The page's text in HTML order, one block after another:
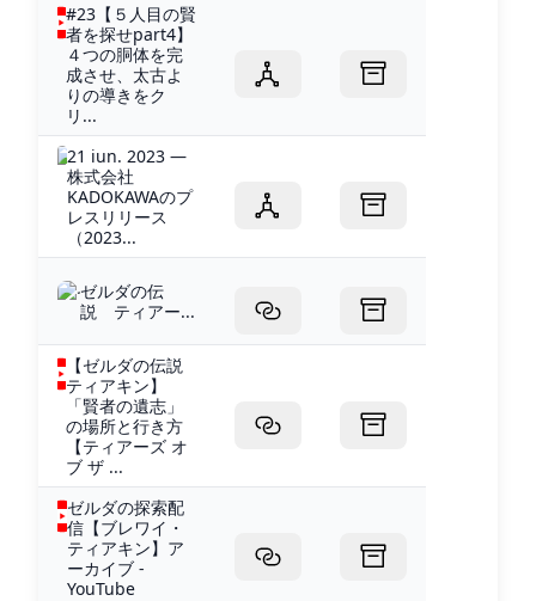
#23【５人目の賢
者を探せpart4】
４つの胴体を完
成させ、太古よ
りの導きをク
リ...
21 iun. 2023 —
株式会社
KADOKAWAのプ
レスリリース
（2023...
ゼルダの伝
説 ティアー...
【ゼルダの伝説
ティアキン】
「賢者の遺志」
の場所と行き方
【ティアーズ オ
ブ ザ ...
ゼルダの探索配
信【ブレワイ・
ティアキン】ア
ーカイブ -
YouTube